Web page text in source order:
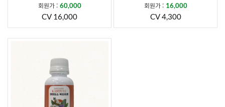
회원가 : 60,000
CV 16,000
회원가 : 16,000
CV 4,300